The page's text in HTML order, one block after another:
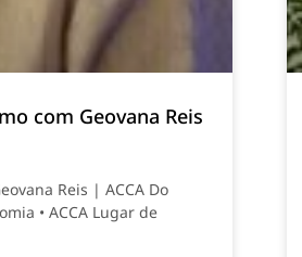
com Geovana Reis
Reis | ACCA Do
• ACCA Lugar de